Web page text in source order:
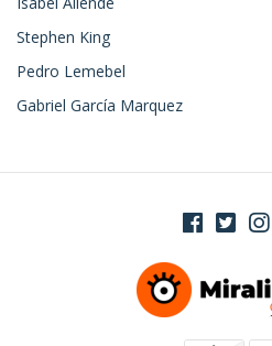
Stephen King
Pedro Lemebel
Gabriel García Marquez